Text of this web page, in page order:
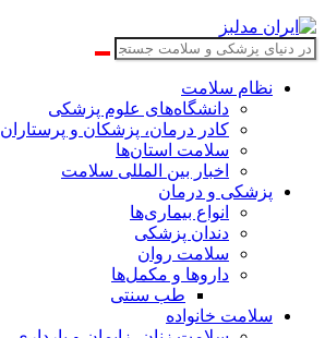
نظام سلامت
دانشگاه‌های علوم پزشکی
کادر درمان، پزشکان و پرستاران
سلامت استان‌ها
اخبار بین المللی سلامت
پزشکی و درمان
انواع بیماری‌ها
دندان پزشکی
سلامت روان
داروها و مکمل‌ها
طب سنتی
سلامت خانواده